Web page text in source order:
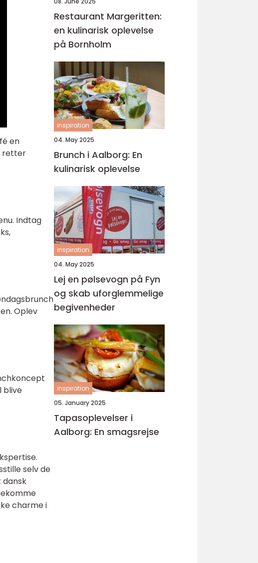
en
retter
Indtag
Oplev
blive
selv de
dansk
charme i
Restaurant Margeritten:
en kulinarisk oplevelse
på Bornholm
inspiration
04. May 2025
Brunch i Aalborg: En
kulinarisk oplevelse
inspiration
04. May 2025
Lej en pølsevogn på Fyn
og skab uforglemmelige
begivenheder
inspiration
05. January 2025
Tapasoplevelser i
Aalborg: En smagsrejse